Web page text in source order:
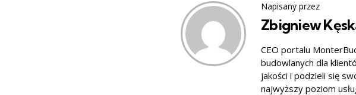
Napisany przez
Zbigniew
CEO portalu
budowlanych dla
jakości i podzieli się
najwyższy poziom